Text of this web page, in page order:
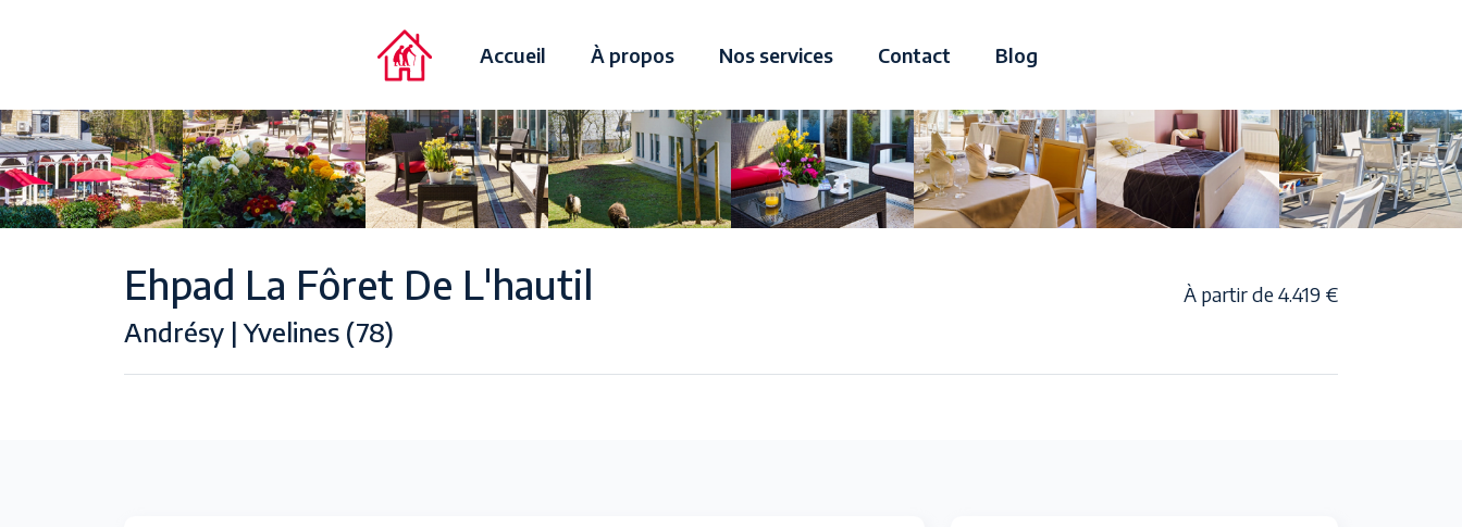
Accueil À propos Nos services Contact Blog
Ehpad La Fôret De L'hautil
Andrésy | Yvelines (78)
À partir de 4.419 €